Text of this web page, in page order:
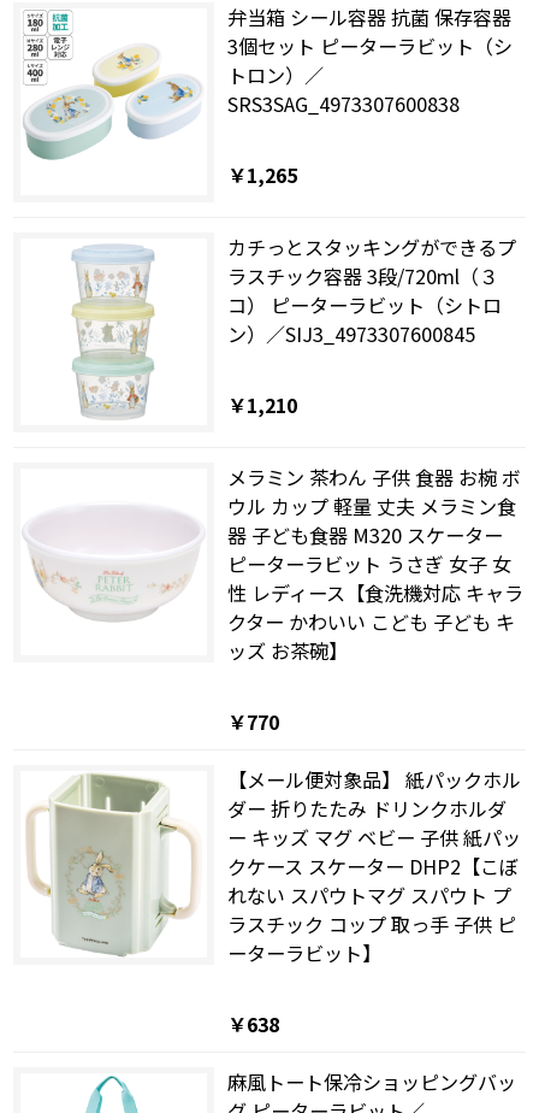
弁当箱 シール容器 抗菌 保存容器
3個セット ピーターラビット（シ
トロン）／
SRS3SAG_4973307600838
￥1,265
カチっとスタッキングができるプ
ラスチック容器 3段/720ml（３
コ） ピーターラビット（シトロ
ン）／SIJ3_4973307600845
￥1,210
メラミン 茶わん 子供 食器 お椀 ボ
ウル カップ 軽量 丈夫 メラミン食
器 子ども食器 M320 スケーター
ピーターラビット うさぎ 女子 女
性 レディース【食洗機対応 キャラ
クター かわいい こども 子ども キ
ッズ お茶碗】
￥770
【メール便対象品】 紙パックホル
ダー 折りたたみ ドリンクホルダ
ー キッズ マグ ベビー 子供 紙パッ
クケース スケーター DHP2【こぼ
れない スパウトマグ スパウト プ
ラスチック コップ 取っ手 子供 ピ
ーターラビット】
￥638
麻風トート保冷ショッピングバッ